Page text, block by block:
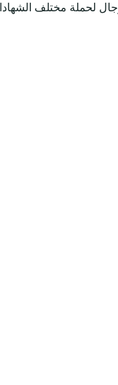
لحملة مختلف